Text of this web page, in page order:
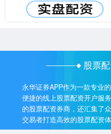
股票
永华证券APP作为一款专业
便捷的线上股票配资开户服
的股票配资券商，还汇集了
交易者打造高效的股票配资体